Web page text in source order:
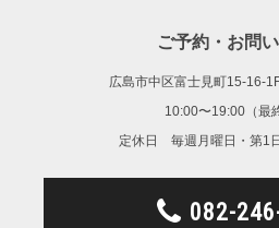
ご予約・お問
広島市中区富士見町15-16-
10:00〜19:00（最
定休日 毎週月曜日・第1
082-